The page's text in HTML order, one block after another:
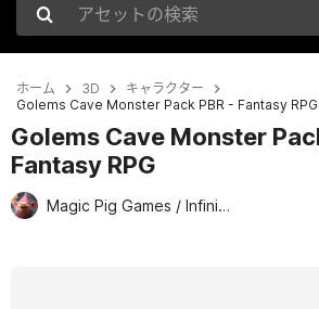
アセットの検索
ホーム 3D
キャラクター
Golems Cave Monster Pack PBR - Fantasy RPG
Golems Cave Monster
Fantasy RPG
Magic Pig Games / Infinity PBR